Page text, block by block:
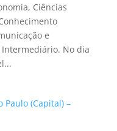
Ciências
e
No dia